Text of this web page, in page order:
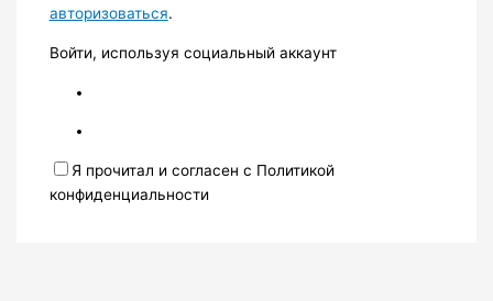
авторизоваться.
Войти, используя социальный аккаунт
Я прочитал и согласен с Политикой
конфиденциальности